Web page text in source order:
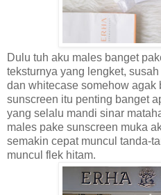
Dulu tuh aku males banget
teksturnya yang lengket,
dan whitecase somehow agak
sunscreen itu penting banget
yang selalu mandi sinar
males pake sunscreen muka
semakin cepat muncul tanda-
muncul flek hitam.